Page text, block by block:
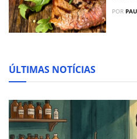
POR
ÚLTIMAS NOTÍCIAS